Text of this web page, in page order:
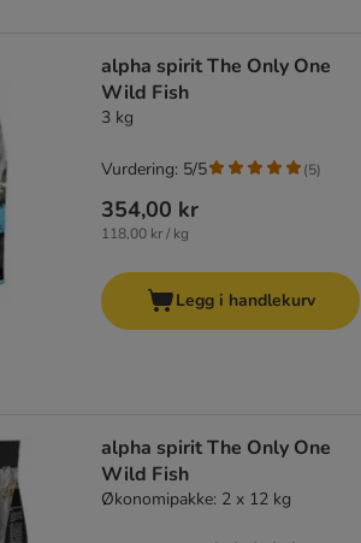
alpha spirit The Only One
Wild Fish
3 kg
354,00 kr
118,00 kr / kg
Vurdering: 5/5 (5)
Legg i handlekurv
alpha spirit The Only One
Wild Fish
Økonomipakke: 2 x 12 kg